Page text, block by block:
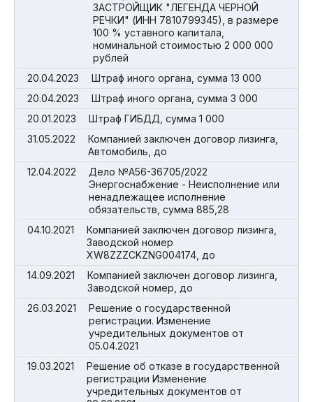
ЗАСТРОЙЩИК "ЛЕГЕНДА ЧЕРНОЙ
РЕЧКИ" (ИНН 7810799345), в размере
100 % уставного капитала,
номинальной стоимостью 2 000 000
рублей
20.04.2023
Штраф иного органа, сумма 13 000
20.04.2023
Штраф иного органа, сумма 3 000
20.01.2023
Штраф ГИБДД, сумма 1 000
31.05.2022
Компанией заключен договор лизинга,
Автомобиль, до
12.04.2022
Дело №А56-36705/2022
Энергоснабжение - Неисполнение или
ненадлежащее исполнение
обязательств, сумма 885,28
04.10.2021
Компанией заключен договор лизинга,
Заводской номер
XW8ZZZCKZNG004174, до
14.09.2021
Компанией заключен договор лизинга,
Заводской номер, до
26.03.2021
Решение о государственной
регистрации. Изменение
учредительных документов от
05.04.2021
19.03.2021
Решение об отказе в государственной
регистрации Изменение
учредительных документов от